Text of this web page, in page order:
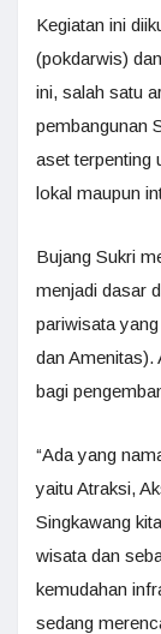
Kegiatan ini
(pokdarwis)
ini, salah satu
pembangunan
aset terpenting
lokal maupun
Bujang Sukri
menjadi dasar
pariwisata
dan Amenitas).
bagi
“Ada yang
yaitu Atraksi,
Singkawang
wisata dan
kemudahan
sedang